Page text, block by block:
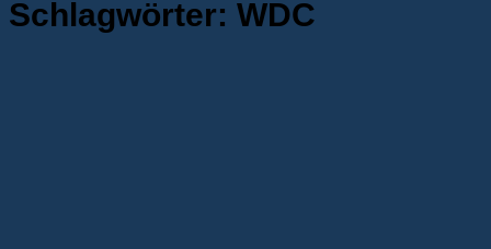
Schlagwörter: WDC